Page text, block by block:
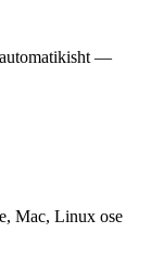
—
Mac, Linux ose